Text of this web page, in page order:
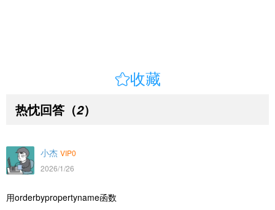
收藏
热忱回答 （2）
小杰 VIP0
2026/1/26
用orderbypropertyname函数